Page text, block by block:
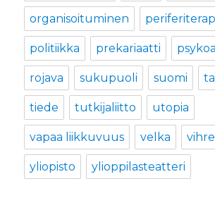
organisoituminen
politiikka prekariaatti
rojava sukupuoli suomi
tiede tutkijaliitto utopia
vapaa liikkuvuus velka
yliopisto ylioppilasteatteri